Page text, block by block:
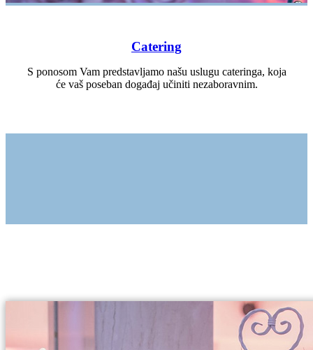
Catering
S ponosom Vam predstavljamo našu uslugu cateringa, koja
će vaš poseban događaj učiniti nezaboravnim.